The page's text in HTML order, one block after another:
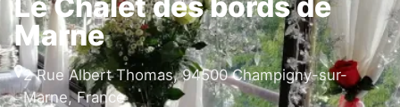
Marne
2 Rue Albert Thomas, 94500 Champigny-sur-
Marne, France